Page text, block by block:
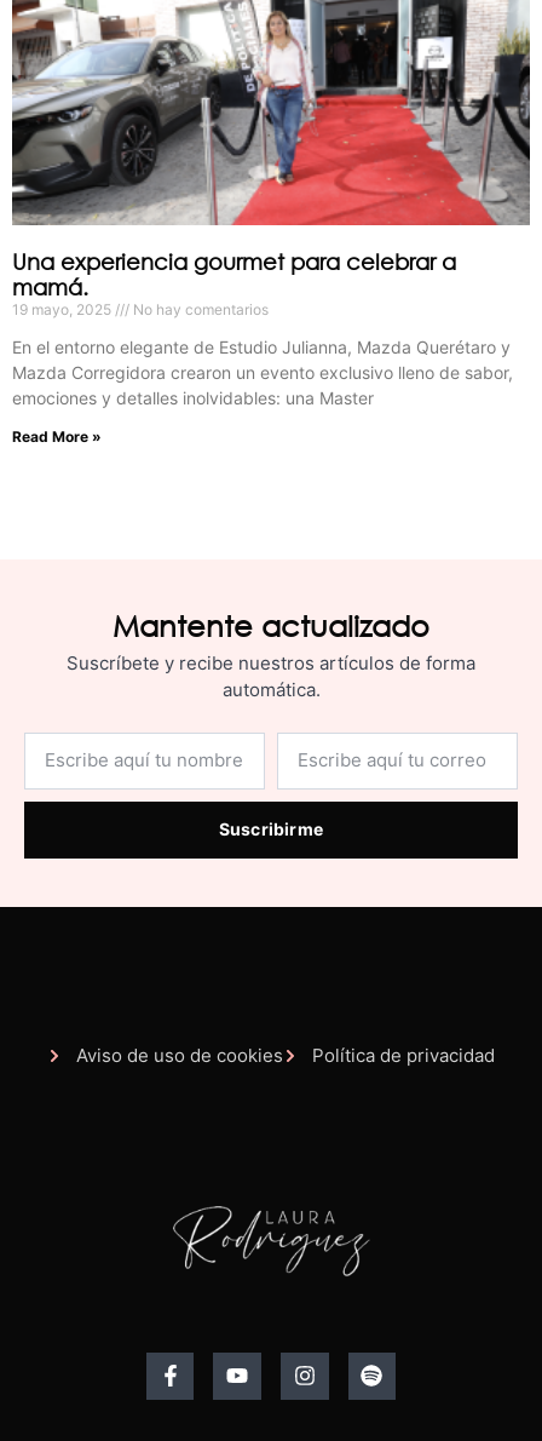
Una experiencia gourmet para celebrar a
mamá.
19 mayo, 2025 No hay comentarios
En el entorno elegante de Estudio Julianna, Mazda Querétaro y
Mazda Corregidora crearon un evento exclusivo lleno de sabor,
emociones y detalles inolvidables: una Master
Read More »
Mantente actualizado
Suscríbete y recibe nuestros artículos de forma
automática.
Suscribirme
Aviso de uso de cookies Política de privacidad